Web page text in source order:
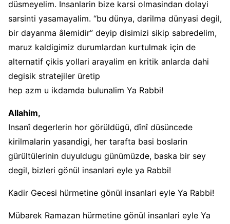
düsmeyelim. Insanlarin bize karsi olmasindan dolayi
sarsinti yasamayalim. “bu dünya, darilma dünyasi degil,
bir dayanma âlemidir” deyip disimizi sikip sabredelim,
maruz kaldigimiz durumlardan kurtulmak için de
alternatif çikis yollari arayalim en kritik anlarda dahi
degisik stratejiler üretip
hep azm u ikdamda bulunalim Ya Rabbi!
Allahim,
Insanî degerlerin hor görüldügü, dînî düsüncede
kirilmalarin yasandigi, her tarafta basi boslarin
gürültülerinin duyuldugu günümüzde, baska bir sey
degil, bizleri gönül insanlari eyle ya Rabbi!
Kadir Gecesi hürmetine gönül insanlari eyle Ya Rabbi!
Mübarek Ramazan hürmetine gönül insanlari eyle Ya